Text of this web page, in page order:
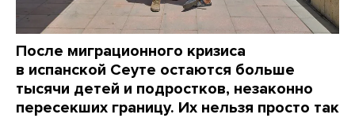
После миграционного кризиса
в испанской Сеуте остаются больше
тысячи детей и подростков, незаконно
пересекших границу. Их нельзя просто так